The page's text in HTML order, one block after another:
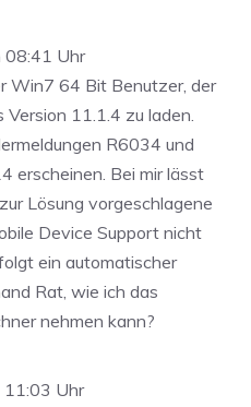
08:41 Uhr
Win7 64 Bit Benutzer, der
11.1.4 zu laden.
R6034 und
erscheinen. Bei mir lässt
Lösung vorgeschlagene
Device Support nicht
ein automatischer
Rat, wie ich das
nehmen kann?
11:03 Uhr